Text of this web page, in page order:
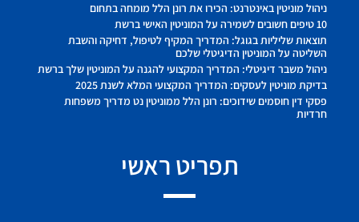
ניהול מוניטין באינטרנט: הכירו את רונן הלל מומחה בתחום
10 טיפים חשובים לשמירה על המוניטין האישי ברשת
תוצאות שליליות בגוגל: המדריך המקיף לטיפול, דחיקה והשבת
השליטה על המוניטין הדיגיטלי שלכם
ניהול משבר דיגיטלי: המדריך המקצועי להגנה על המוניטין שלך ברשת
בדיקת מוניטין לעסקים: המדריך המקצועי המלא לשנת 2025
פסקי דין חוסמים שידוכים: רונן הלל ממוניטין נט מדריך משפחות
חרדיות
תפריט ראשי